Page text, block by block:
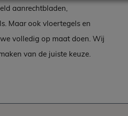
aanrechtbladen,
Maar ook vloertegels en
volledig op maat doen. Wij
van de juiste keuze.